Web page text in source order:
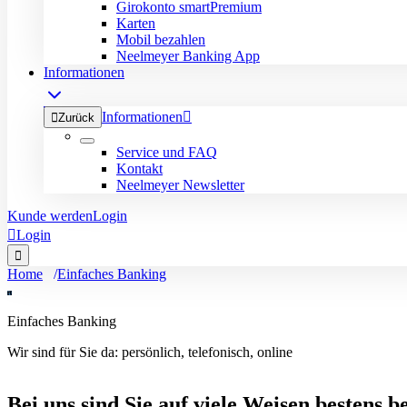
Girokonto smartPremium
Karten
Mobil bezahlen
Neelmeyer Banking App
Informationen
Zurück Informationen
Service und FAQ
Kontakt
Neelmeyer Newsletter
Kunde werdenLogin
Login

Home Einfaches Banking
Einfaches Banking
Wir sind für Sie da: persönlich, telefonisch, online